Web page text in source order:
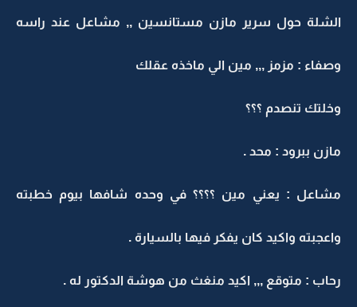
الشلة حول سرير مازن مستانسين ,, مشاعل عند راسه
وصفاء : مزمز ,,, مين الي ماخذه عقلك
وخلتك تنصدم ؟؟؟
مازن ببرود : محد .
مشاعل : يعني مين ؟؟؟؟ في وحده شافها بيوم خطبته
واعجبته واكيد كان يفكر فيها بالسيارة .
رحاب : متوقع ,,, اكيد منغث من هوشة الدكتور له .